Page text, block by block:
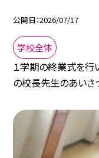
公開日 2026/07/17
学校全体
１学期の終業式を行
の校長先生のあいさ